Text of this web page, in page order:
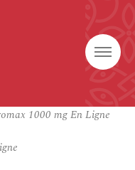
1000 mg En Ligne